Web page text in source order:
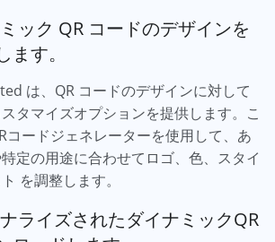
ック QR コードのデザインを
す。
は、QR コードのデザインに対して
タマイズオプションを提供します。こ
コードジェネレーターを使用して、あ
定の用途に合わせてロゴ、色、スタイ
を調整します。
ライズされたダイナミックQR